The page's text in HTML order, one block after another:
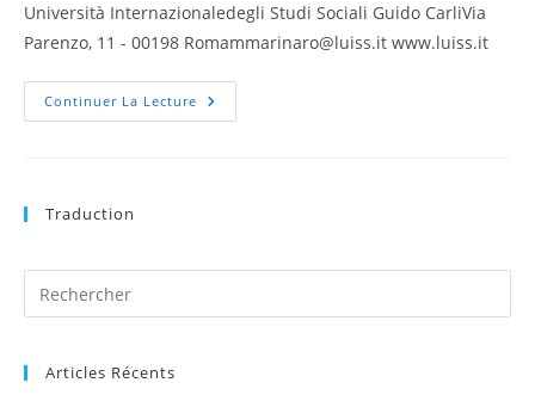
Università Internazionaledegli Studi Sociali Guido CarliVia
Parenzo, 11 - 00198 Romammarinaro@luiss.it www.luiss.it
Continuer La Lecture
Traduction
Articles Récents